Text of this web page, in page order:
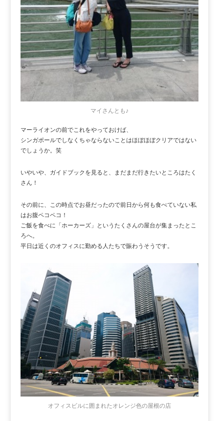
マイさんとも♪
マーライオンの前でこれをやっておけば、
シンガポールでしなくちゃならないことはほぼほぼクリアではない
でしょうか。笑
いやいや、ガイドブックを見ると、まだまだ行きたいところはたく
さん！
その前に、この時点でお昼だったので前日から何も食べていない私
はお腹ペコペコ！
ご飯を食べに「ホーカーズ」というたくさんの屋台が集まったとこ
ろへ。
平日は近くのオフィスに勤める人たちで賑わうそうです。
オフィスビルに囲まれたオレンジ色の屋根の店